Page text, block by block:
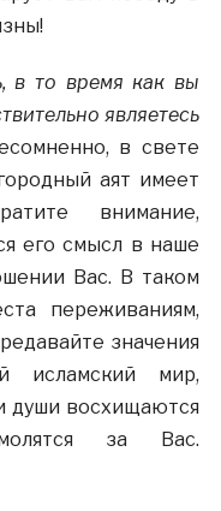
в то время как вы
являетесь
в свете
аят имеет
внимание,
его смысл в наше
Вас. В таком
переживаниям,
значения
исламский мир,
души восхищаются
за Вас.